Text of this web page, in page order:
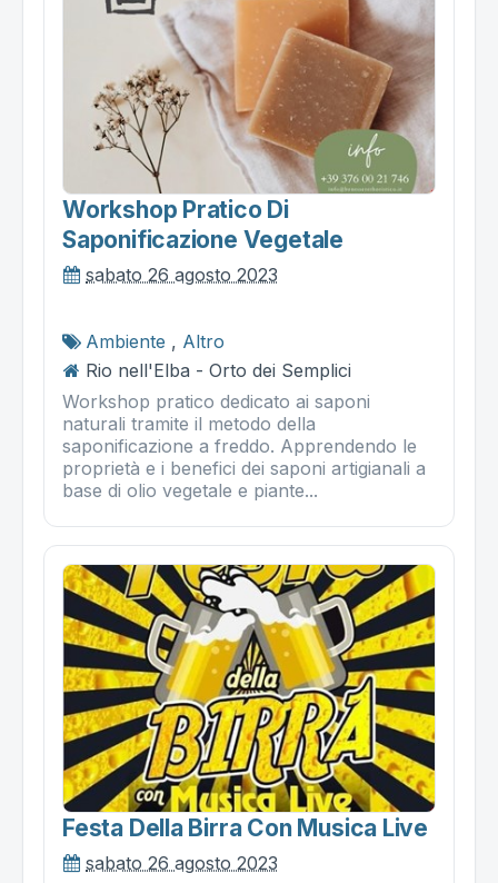
Workshop Pratico Di
Saponificazione Vegetale
sabato 26 agosto 2023
Ambiente , Altro
Rio nell'Elba - Orto dei Semplici
Workshop pratico dedicato ai saponi
naturali tramite il metodo della
saponificazione a freddo. Apprendendo le
proprietà e i benefici dei saponi artigianali a
base di olio vegetale e piante...
Festa Della Birra Con Musica Live
sabato 26 agosto 2023